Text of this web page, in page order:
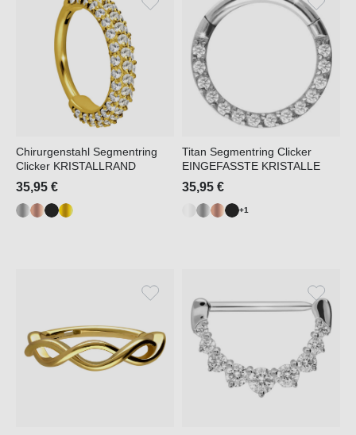
Chirurgenstahl Segmentring
Clicker KRISTALLRAND
35,95 €
Titan Segmentring Clicker
EINGEFASSTE KRISTALLE
35,95 €
+1